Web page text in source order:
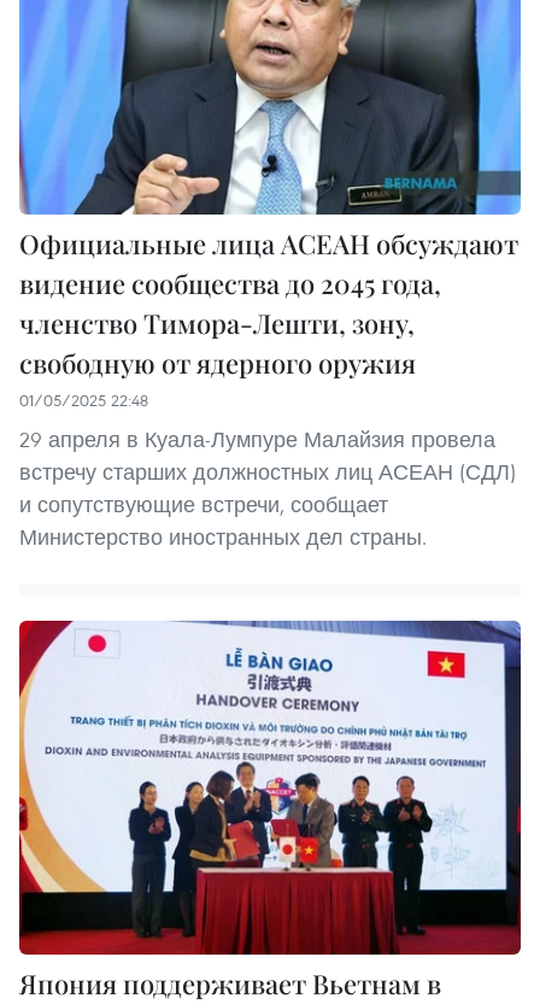
Официальные лица АСЕАН обсуждают
видение сообщества до 2045 года,
членство Тимора-Лешти, зону,
свободную от ядерного оружия
01/05/2025 22:48
29 апреля в Куала-Лумпуре Малайзия провела
встречу старших должностных лиц АСЕАН (СДЛ)
и сопутствующие встречи, сообщает
Министерство иностранных дел страны.
Япония поддерживает Вьетнам в